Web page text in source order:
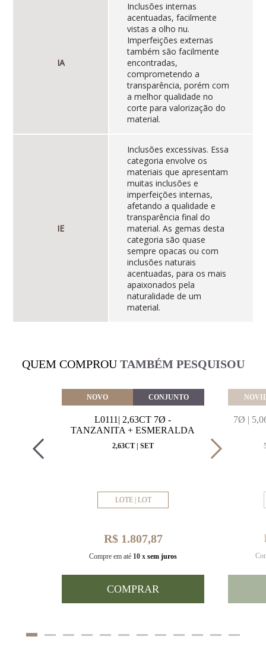
IA
Inclusões internas
acentuadas, facilmente
vistas a olho nu.
Imperfeições externas
também são facilmente
encontradas,
comprometendo a
transparência, porém com
a melhor qualidade no
corte para valorização do
material.
IE
Inclusões excessivas. Essa
categoria envolve os
materiais que apresentam
muitas inclusões e
imperfeições internas,
afetando a qualidade e
transparência final do
material. As gemas desta
categoria são quase
sempre opacas ou com
inclusões naturais
acentuadas, para os mais
apaixonados pela
naturalidade de um
material.
QUEM COMPROU TAMBÉM PESQUISOU
NOVO CONJUNTO
L0111| 2,63CT 7Ø -
TANZANITA + ESMERALDA
2,63CT | SET
LOTE | LOT
R$ 1.807,87
Compre em até 10 x sem juros
COMPRAR
7Ø |